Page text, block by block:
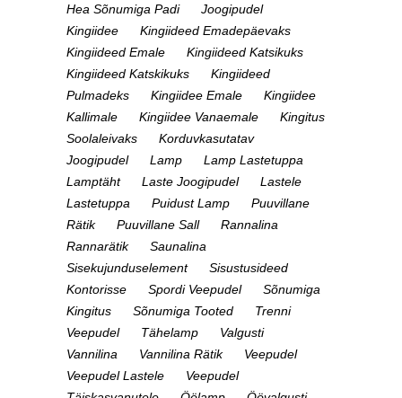
Hea Sõnumiga Padi
Joogipudel
Kingiidee
Kingiideed Emadepäevaks
Kingiideed Emale
Kingiideed Katsikuks
Kingiideed Katskikuks
Kingiideed
Pulmadeks
Kingiidee Emale
Kingiidee
Kallimale
Kingiidee Vanaemale
Kingitus
Soolaleivaks
Korduvkasutatav
Joogipudel
Lamp
Lamp Lastetuppa
Lamptäht
Laste Joogipudel
Lastele
Lastetuppa
Puidust Lamp
Puuvillane
Rätik
Puuvillane Sall
Rannalina
Rannarätik
Saunalina
Sisekujunduselement
Sisustusideed
Kontorisse
Spordi Veepudel
Sõnumiga
Kingitus
Sõnumiga Tooted
Trenni
Veepudel
Tähelamp
Valgusti
Vannilina
Vannilina Rätik
Veepudel
Veepudel Lastele
Veepudel